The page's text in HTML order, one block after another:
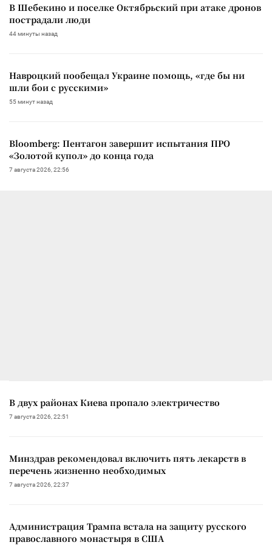
В Шебекино и поселке Октябрьский при атаке дронов
пострадали люди
44 минуты назад
Навроцкий пообещал Украине помощь, «где бы ни
шли бои с русскими»
55 минут назад
Bloomberg: Пентагон завершит испытания ПРО
«Золотой купол» до конца года
7 августа 2026, 22:56
В двух районах Киева пропало электричество
7 августа 2026, 22:51
Минздрав рекомендовал включить пять лекарств в
перечень жизненно необходимых
7 августа 2026, 22:37
Администрация Трампа встала на защиту русского
православного монастыря в США